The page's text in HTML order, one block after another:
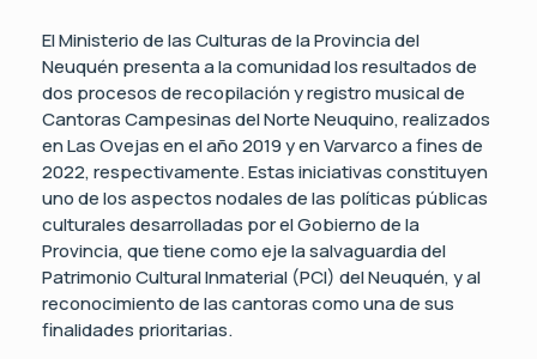
El Ministerio de las Culturas de la Provincia del
Neuquén presenta a la comunidad los resultados de
dos procesos de recopilación y registro musical de
Cantoras Campesinas del Norte Neuquino, realizados
en Las Ovejas en el año 2019 y en Varvarco a fines de
2022, respectivamente. Estas iniciativas constituyen
uno de los aspectos nodales de las políticas públicas
culturales desarrolladas por el Gobierno de la
Provincia, que tiene como eje la salvaguardia del
Patrimonio Cultural Inmaterial (PCI) del Neuquén, y al
reconocimiento de las cantoras como una de sus
finalidades prioritarias.